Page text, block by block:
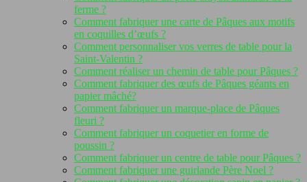
ferme ?
Comment fabriquer une carte de Pâques aux motifs
en coquilles d’œufs ?
Comment personnaliser vos verres de table pour la
Saint-Valentin ?
Comment réaliser un chemin de table pour Pâques ?
Comment fabriquer des œufs de Pâques géants en
papier mâché?
Comment fabriquer un marque-place de Pâques
fleuri ?
Comment fabriquer un coquetier en forme de
poussin ?
Comment fabriquer un centre de table pour Pâques ?
Comment fabriquer une guirlande Père Noel ?